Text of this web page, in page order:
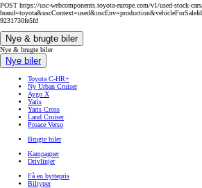
POST https://usc-webcomponents.toyota-europe.com/v1/used-stock-
9231730fe5fd
Nye & brugte biler
Nye & brugte biler
Nye biler
Toyota C-HR+
Ny Urban Cruiser
Aygo X
Yaris
Yaris Cross
Land Cruiser
Proace Verso
Brugte biler
Kampagner
Drivlinjer
Få en byttepris
Biltyper